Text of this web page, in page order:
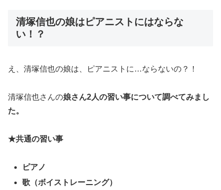
清塚信也の娘はピアニストにはならな
い！？
え、清塚信也の娘は、ピアニストに…ならないの？！
清塚信也さんの娘さん2人の習い事について調べてみまし
た。
★共通の習い事
ピアノ
歌（ボイストレーニング）